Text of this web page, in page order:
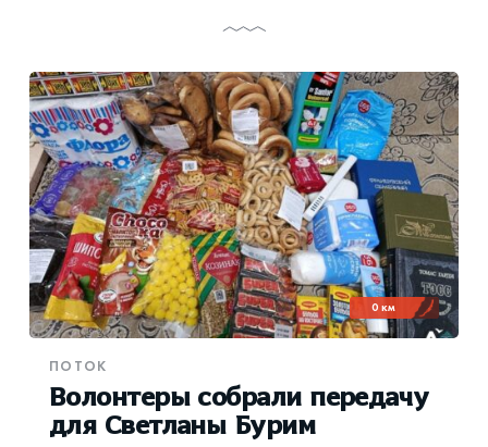
0 км
ПОТОК
Волонтеры собрали передачу
для Светланы Бурим